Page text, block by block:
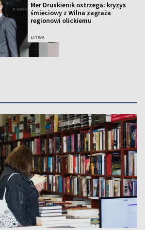
Mer Druskienik ostrzega: kryzys
śmieciowy z Wilna zagraża
regionowi olickiemu
LITWA